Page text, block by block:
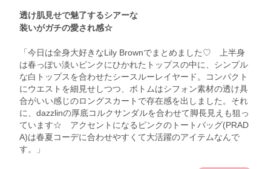
透け肌見せで魅了するシアーな
装いがガチの愛され感☆
「今日は全身大好きなLily Brownでまとめました♡ 上半身
は春っぽい淡いピンクにひかれたトップスの中に、シンプル
な白トップスを合わせたシースルーレイヤード。コンパクト
にウエストを細見せしつつ、ボトムはシフォン素材の透け具
合がいい感じのロングスカートで存在感を出しました。それ
に、dazzlinの厚底コルクサンダルを合わせて脚長見えも狙っ
ています☆ アクセントになるピンクのトートバッグ(PRAD
A)は春夏コーデに合わせやすくて大活躍のアイテムなんで
す。」